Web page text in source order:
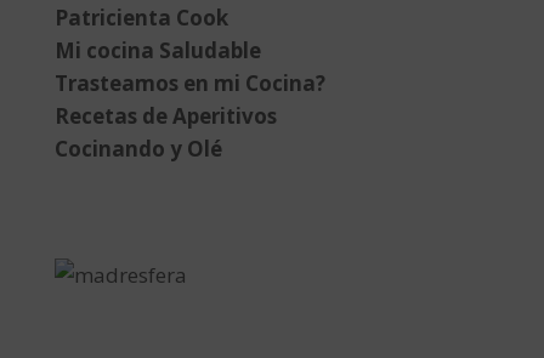
Patricienta Cook
Mi cocina Saludable
Trasteamos en mi Cocina?
Recetas de Aperitivos
Cocinando y Olé